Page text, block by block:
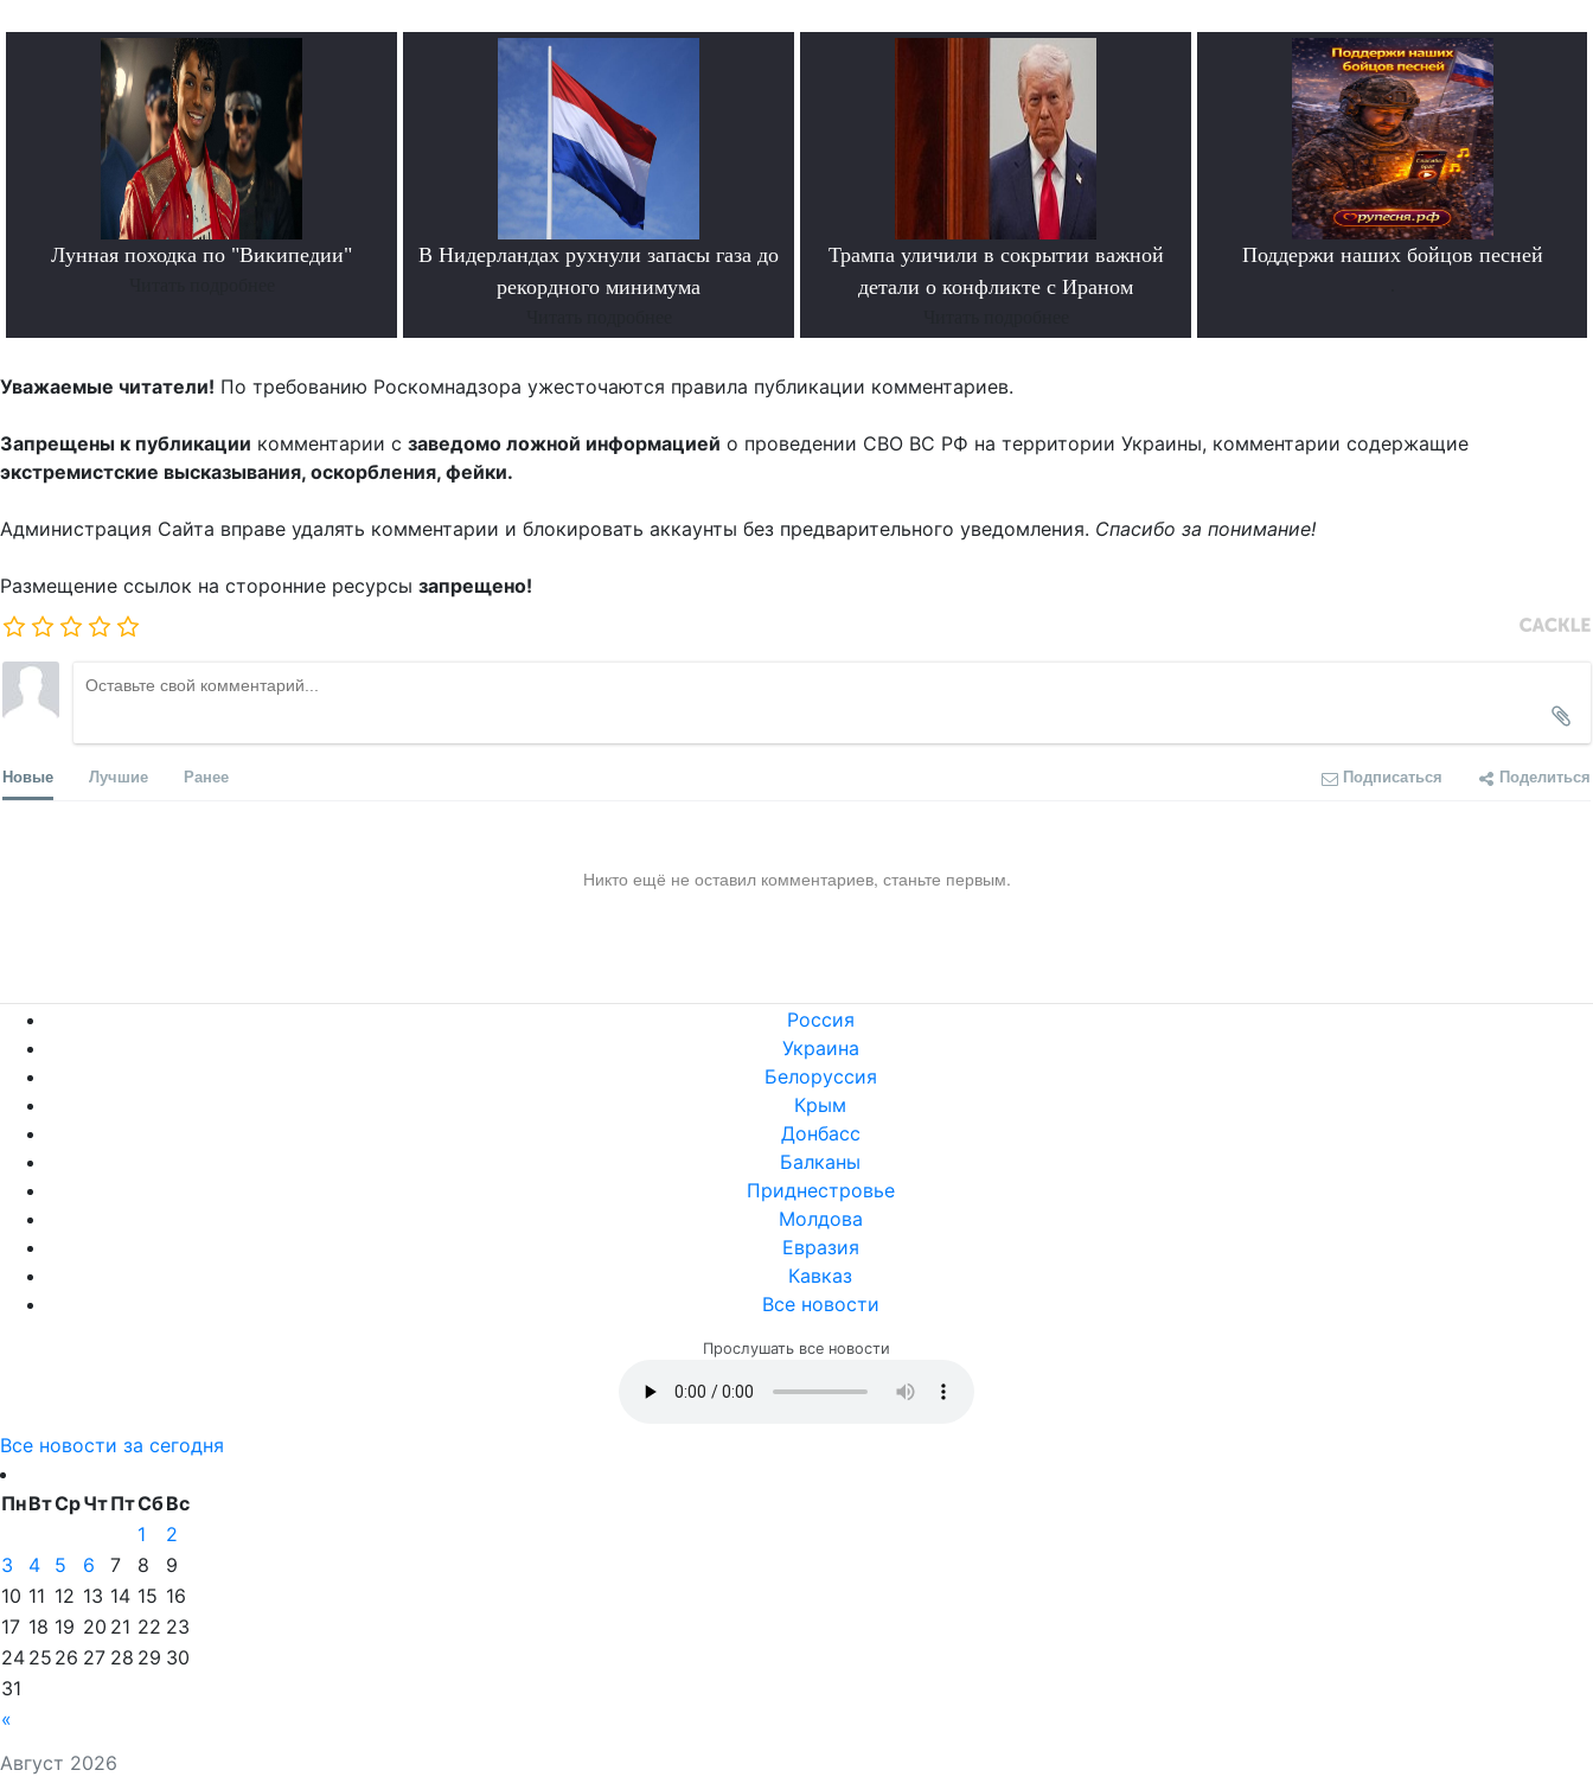
Лунная походка по "Википедии"
В Нидерландах рухнули запасы газа до
рекордного минимума
Трампа уличили в сокрытии важной
детали о конфликте с Ираном
Поддержи наших бойцов песней
Уважаемые читатели! По требованию Роскомнадзора ужесточаются правила публикации комментариев.
Запрещены к публикации комментарии с заведомо ложной информацией о проведении СВО ВС РФ на территории Украины, комментарии содержащие
экстремистские высказывания, оскорбления, фейки.
Администрация Сайта вправе удалять комментарии и блокировать аккаунты без предварительного уведомления. Спасибо за понимание!
Размещение ссылок на сторонние ресурсы запрещено!
Новые Лучшие Ранее Подписаться Поделиться
Никто ещё не оставил комментариев, станьте первым.
Россия
Украина
Белоруссия
Крым
Донбасс
Балканы
Приднестровье
Молдова
Евразия
Кавказ
Все новости
Прослушать все новости
Все новости за сегодня
Август 2026
ПнВтСрЧтПтСбВс
«
1
2
3
4 5 6 7 8
9
10 11 12 13 14 15 16
17 18 19 20 21 22 23
24 25 26 27 28 29 30
31